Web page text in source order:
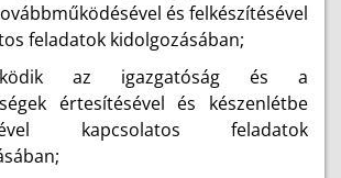
és felkészítésével
feladatok kidolgozásában;
az igazgatóság és a
értesítésével és készenlétbe
kapcsolatos feladatok